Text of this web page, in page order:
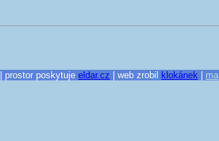
| prostor poskytuje eldar.cz | web zrobil klokánek